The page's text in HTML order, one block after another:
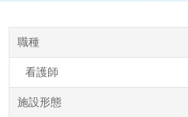
職種
看護師
施設形態